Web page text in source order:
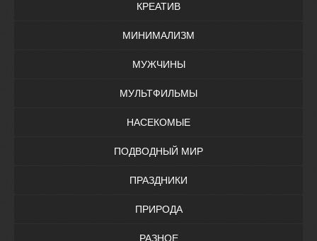
КРЕАТИВ
МИНИМАЛИЗМ
МУЖЧИНЫ
МУЛЬТФИЛЬМЫ
НАСЕКОМЫЕ
ПОДВОДНЫЙ МИР
ПРАЗДНИКИ
ПРИРОДА
РАЗНОЕ